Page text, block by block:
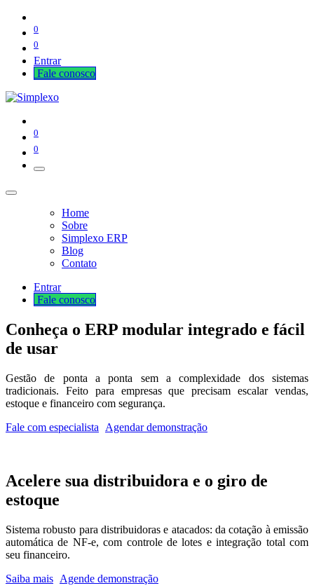
0
0
Entrar
Fale cono​​​​​​​​sco
0
0
Home
Sobre
Simplexo ERP
Blog
Contato
Entrar
Fale cono​​​​​​​​sco
Conheça o ERP modular integrado e fácil
de usar
Gestão de ponta a ponta sem a complexidade dos sistemas
tradicionais. Feito para empresas que precisam escalar vendas,
estoque e financeiro com segurança.
Fale com especialista
Agendar demonstração
Acelere sua distribuidora e o giro de
estoque
Sistema robusto para distribuidoras e atacados: da cotação à emissão
automática de NF-e, com controle de lotes e integração total com
seu financeiro.
Saiba mais Agende demonstração